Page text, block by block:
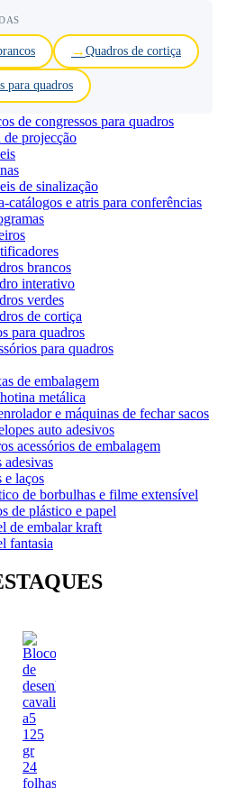
Quadros de cortiça
para quadros
de congressos para quadros
de projecção
de sinalização
catálogos e atris para conferências
brancos
interativo
verdes
de cortiça
para quadros
para quadros
de embalagem
metálica
e máquinas de fechar sacos
auto adesivos
acessórios de embalagem
adesivas
e laços
de borbulhas e filme extensível
de plástico e papel
de embalar kraft
fantasia